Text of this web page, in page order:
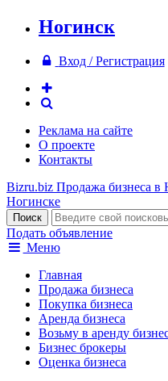
Ногинск
Вход / Регистрация
Реклама на сайте
О проекте
Контакты
Bizru.biz Продажа бизнеса в
Ногинске
Подать объявление
Меню
Главная
Продажа бизнеса
Покупка бизнеса
Аренда бизнеса
Возьму в аренду
Бизнес брокеры
Оценка бизнеса